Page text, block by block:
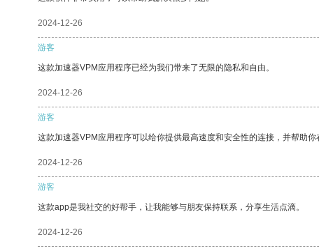
2024-12-26
游客
这款加速器VPM应用程序已经为我们带来了无限的隐私和自由。
2024-12-26
游客
这款加速器VPM应用程序可以给你提供最高速度和安全性的连接，并帮助你
2024-12-26
游客
这款app是我社交的好帮手，让我能够与朋友保持联系，分享生活点滴。
2024-12-26